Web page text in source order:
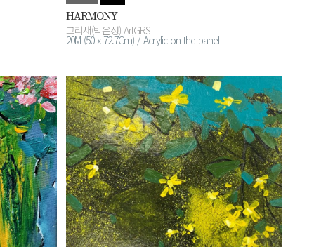
HARMONY
그리새(박은정) ArtGRS
20M (50 x 72.7Cm) / Acrylic on the panel